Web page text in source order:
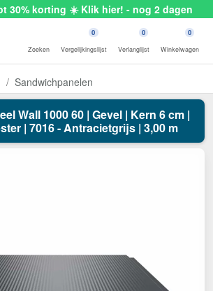
30% korting ☀️ Klik hier! - nog 2 dagen
Zoeken
0
Vergelijkingslijst
0
Verlanglijst
0
Winkelwagen
Sandwichpanelen
Wall 1000 60 | Gevel | Kern 6 cm |
| 7016 - Antracietgrijs | 3,00 m